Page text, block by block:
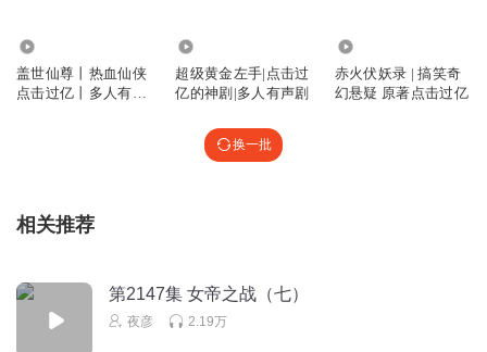
盖世仙尊丨热血仙侠
点击过亿丨多人有声
超级黄金左手|点击过
亿的神剧|多人有声剧
赤火伏妖录 | 搞笑奇
幻悬疑 原著点击过亿
换一批
相关推荐
第2147集 女帝之战（七）
夜彦 2.19万